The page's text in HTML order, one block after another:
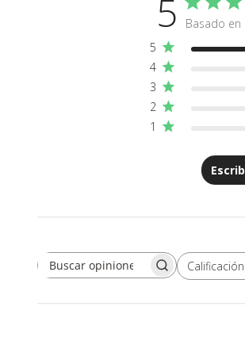
5
Basado
5
4
3
2
1
Buscar opinionesCalificación
Todas las clasificaciones